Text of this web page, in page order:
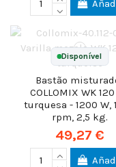
Disponível
Bastão
COLLOMIX WK
turquesa - 1200 W,
rpm, 2,5 kg.
49,27 €